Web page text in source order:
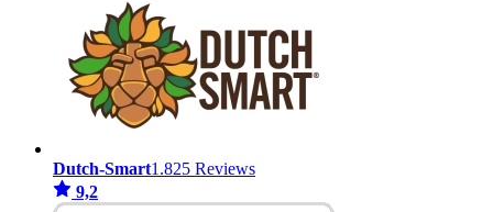
Dutch-Smart1.825 Reviews
9,2